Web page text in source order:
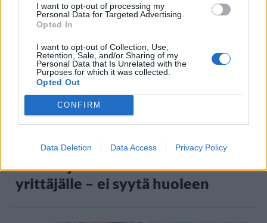
I want to opt-out of processing my
Personal Data for Targeted Advertising.
Opted In
I want to opt-out of Collection, Use,
Retention, Sale, and/or Sharing of my
Personal Data that Is Unrelated with the
Purposes for which it was collected.
Opted Out
CONFIRM
Data Deletion Data Access Privacy Policy
UUTISET
Verottajalta muistutus 5 000
yrittäjälle – ei syytä huoleen